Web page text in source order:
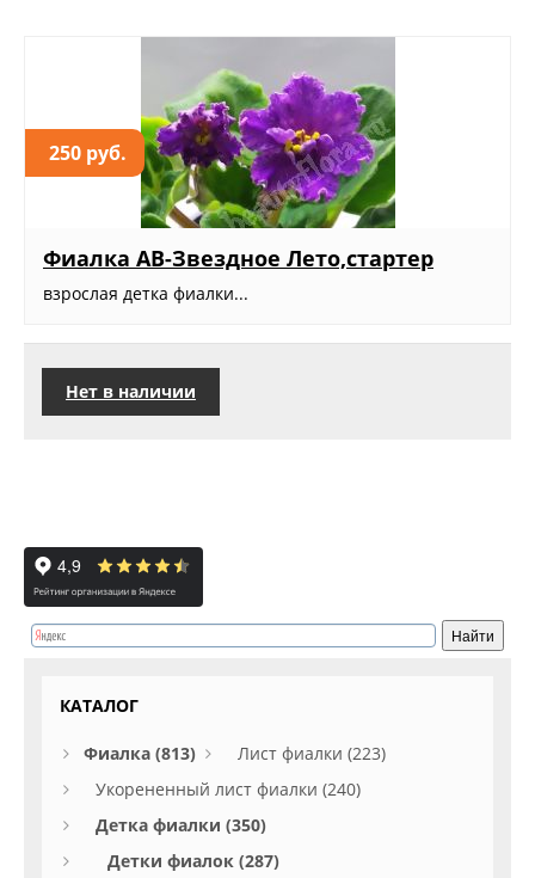
250 руб.
Фиалка АВ-Звездное Лето,стартер
взрослая детка фиалки...
Нет в наличии
КАТАЛОГ
Фиалка (813)
Лист фиалки (223)
Укорененный лист фиалки (240)
Детка фиалки (350)
Детки фиалок (287)